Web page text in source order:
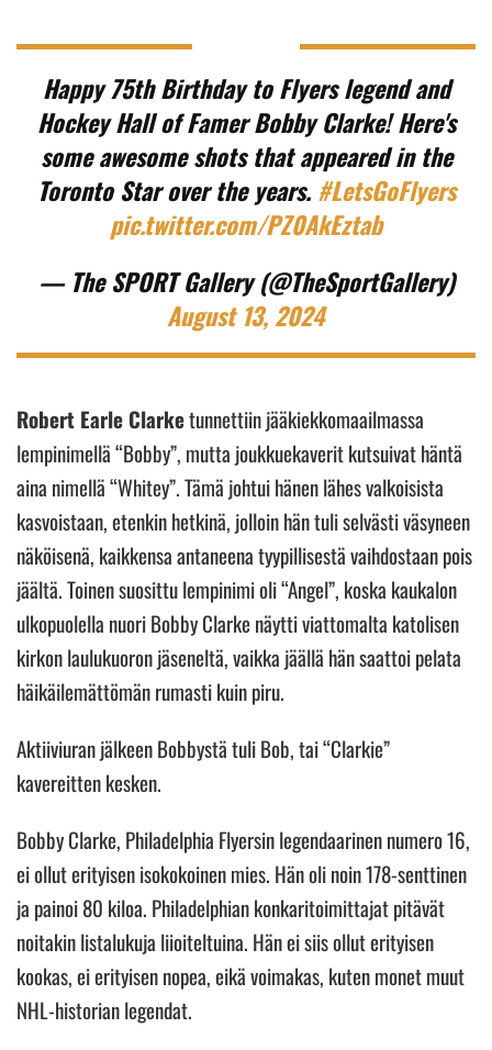
Happy 75th Birthday to Flyers legend and
Hockey Hall of Famer Bobby Clarke! Here's
some awesome shots that appeared in the
Toronto Star over the years. #LetsGoFlyers
pic.twitter.com/PZ0AkEztab
— The SPORT Gallery (@TheSportGallery)
August 13, 2024
Robert Earle Clarketunnettiin jääkiekkomaailmassa
lempinimellä “Bobby”, mutta joukkuekaverit kutsuivat häntä
aina nimellä “Whitey”. Tämä johtui hänen lähes valkoisista
kasvoistaan, etenkin hetkinä, jolloin hän tuli selvästi väsyneen
näköisenä, kaikkensa antaneena tyypillisestä vaihdostaan pois
jäältä. Toinen suosittu lempinimi oli “Angel”, koska kaukalon
ulkopuolella nuori Bobby Clarke näytti viattomalta katolisen
kirkon laulukuoron jäseneltä, vaikka jäällä hän saattoi pelata
häikäilemättömän rumasti kuin piru.
Aktiiviuran jälkeen Bobbystä tuli Bob, tai “Clarkie”
kavereitten kesken.
Bobby Clarke, Philadelphia Flyersin legendaarinen numero 16,
ei ollut erityisen isokokoinen mies. Hän oli noin 178-senttinen
ja painoi 80 kiloa. Philadelphian konkaritoimittajat pitävät
noitakin listalukuja liioiteltuina. Hän ei siis ollut erityisen
kookas, ei erityisen nopea, eikä voimakas, kuten monet muut
NHL-historian legendat.